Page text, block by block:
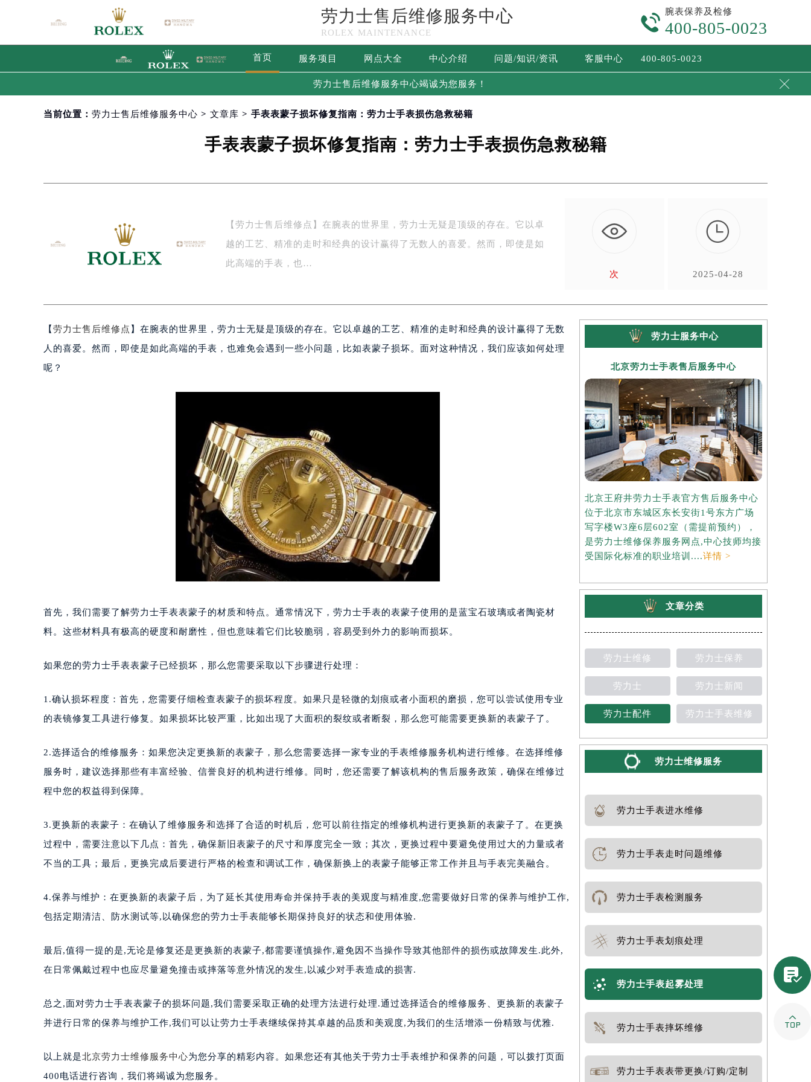
劳力士售后维修服务中心
ROLEX MAINTENANCE

腕表保养及检修
400-805-0023
首页 服务项目 网点大全 中心介绍 问题/知识/资讯 客服中心 400-805-0023
劳力士售后维修服务中心竭诚为您服务！ 
当前位置： 劳力士售后维修服务中心 > 文章库 > 手表表蒙子损坏修复指南：劳力士手表损伤急救秘籍
手表表蒙子损坏修复指南：劳力士手表损伤急救秘籍
【劳力士售后维修点】在腕表的世界里，劳力士无疑是顶级的存在。它以卓
越的工艺、精准的走时和经典的设计赢得了无数人的喜爱。然而，即使是如
此高端的手表，也…
次

2025-04-28
【 劳力士售后维修点 】在腕表的世界里，劳力士无疑是顶级的存在。它以卓越的工艺、精准的走时和经典的设计赢得了无数
人的喜爱。然而，即使是如此高端的手表，也难免会遇到一些小问题，比如表蒙子损坏。面对这种情况，我们应该如何处理
呢？
首先，我们需要了解劳力士手表表蒙子的材质和特点。通常情况下，劳力士手表的表蒙子使用的是蓝宝石玻璃或者陶瓷材
料。这些材料具有极高的硬度和耐磨性，但也意味着它们比较脆弱，容易受到外力的影响而损坏。
如果您的劳力士手表表蒙子已经损坏，那么您需要采取以下步骤进行处理：
1.确认损坏程度：首先，您需要仔细检查表蒙子的损坏程度。如果只是轻微的划痕或者小面积的磨损，您可以尝试使用专业
的表镜修复工具进行修复。如果损坏比较严重，比如出现了大面积的裂纹或者断裂，那么您可能需要更换新的表蒙子了。
2.选择适合的维修服务：如果您决定更换新的表蒙子，那么您需要选择一家专业的手表维修服务机构进行维修。在选择维修
服务时，建议选择那些有丰富经验、信誉良好的机构进行维修。同时，您还需要了解该机构的售后服务政策，确保在维修过
程中您的权益得到保障。
3.更换新的表蒙子：在确认了维修服务和选择了合适的时机后，您可以前往指定的维修机构进行更换新的表蒙子了。在更换
过程中，需要注意以下几点：首先，确保新旧表蒙子的尺寸和厚度完全一致；其次，更换过程中要避免使用过大的力量或者
不当的工具；最后，更换完成后要进行严格的检查和调试工作，确保新换上的表蒙子能够正常工作并且与手表完美融合。
4.保养与维护：在更换新的表蒙子后，为了延长其使用寿命并保持手表的美观度与精准度,您需要做好日常的保养与维护工作,
包括定期清洁、防水测试等,以确保您的劳力士手表能够长期保持良好的状态和使用体验.
最后,值得一提的是,无论是修复还是更换新的表蒙子,都需要谨慎操作,避免因不当操作导致其他部件的损伤或故障发生.此外,
在日常佩戴过程中也应尽量避免撞击或摔落等意外情况的发生,以减少对手表造成的损害.
总之,面对劳力士手表表蒙子的损坏问题,我们需要采取正确的处理方法进行处理.通过选择适合的维修服务、更换新的表蒙子
并进行日常的保养与维护工作,我们可以让劳力士手表继续保持其卓越的品质和美观度,为我们的生活增添一份精致与优雅.
以上就是北京劳力士维修服务中心为您分享的精彩内容。如果您还有其他关于劳力士手表维护和保养的问题，可以拨打页面
400电话进行咨询，我们将竭诚为您服务。
劳力士服务中心
北京劳力士手表售后服务中心
北京王府井劳力士手表官方售后服务中心
位于北京市东城区东长安街1号东方广场
写字楼W3座6层602室（需提前预约），
是劳力士维修保养服务网点,中心技师均接
受国际化标准的职业培训....详情 >
文章分类
劳力士维修 劳力士保养
劳力士 劳力士新闻
劳力士配件 劳力士手表维修
劳力士维修服务
劳力士手表进水维修
劳力士手表走时问题维修
劳力士手表检测服务
劳力士手表划痕处理
劳力士手表起雾处理
劳力士手表摔坏维修
劳力士手表表带更换/订购/定制

